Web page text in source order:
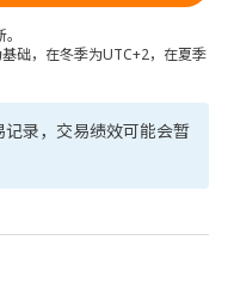
础，在冬季为UTC+2，在夏季
录，交易绩效可能会暂